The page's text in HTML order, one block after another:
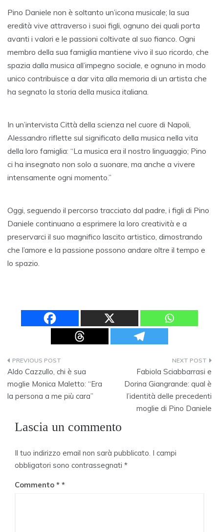
Pino Daniele non è soltanto un’icona musicale; la sua
eredità vive attraverso i suoi figli, ognuno dei quali porta
avanti i valori e le passioni coltivate al suo fianco. Ogni
membro della sua famiglia mantiene vivo il suo ricordo, che
spazia dalla musica all’impegno sociale, e ognuno in modo
unico contribuisce a dar vita alla memoria di un artista che
ha segnato la storia della musica italiana.
In un’intervista Città della scienza nel cuore di Napoli,
Alessandro riflette sul significato della musica nella vita
della loro famiglia: “La musica era il nostro linguaggio; Pino
ci ha insegnato non solo a suonare, ma anche a vivere
intensamente ogni momento.”
Oggi, seguendo il percorso tracciato dal padre, i figli di Pino
Daniele continuano a esprimere la loro creatività e a
preservarci il suo magnifico lascito artistico, dimostrando
che l’amore e la passione possono andare oltre il tempo e
lo spazio.
Navigazione
articoli
Aldo Cazzullo, chi è sua
moglie Monica Maletto: “Era
la persona a me più cara”
Fabiola Sciabbarrasi e
Dorina Giangrande: qual è
l’identità delle precedenti
moglie di Pino Daniele
Lascia un commento
Il tuo indirizzo email non sarà pubblicato. I campi
obbligatori sono contrassegnati *
Commento *